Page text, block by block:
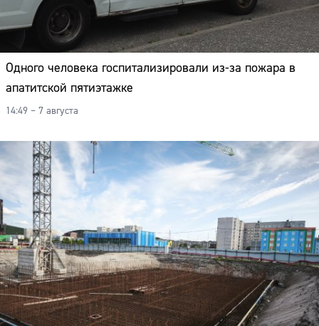
Одного человека госпитализировали из-за пожара в
апатитской пятиэтажке
14:49 – 7 августа